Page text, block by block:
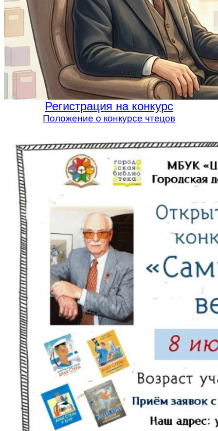
Регистрация на конкурс
Положение о конкурсе чтецов